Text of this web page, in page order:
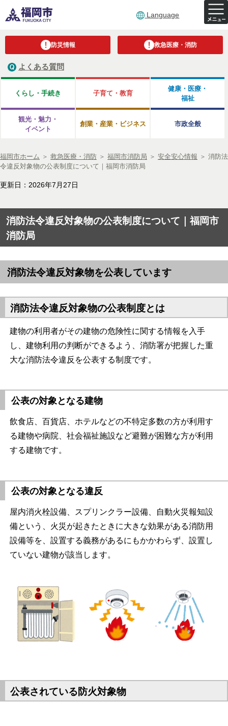
Language
防災情報 救急医療・消防
よくある質問
くらし・手続き 子育て・教育
健康・医療・
福祉
観光・魅力・
イベント
創業・産業・ビジネス 市政全般
福岡市ホーム ＞ 救急医療・消防 ＞ 福岡市消防局 ＞ 安全安心情報 ＞ 消防法
令違反対象物の公表制度について｜福岡市消防局
更新日：2026年7月27日
消防法令違反対象物の公表制度について｜福岡市
消防局
消防法令違反対象物を公表しています
消防法令違反対象物の公表制度とは
建物の利用者がその建物の危険性に関する情報を入手
し、建物利用の判断ができるよう、消防署が把握した重
大な消防法令違反を公表する制度です。
公表の対象となる建物
飲食店、百貨店、ホテルなどの不特定多数の方が利用す
る建物や病院、社会福祉施設など避難が困難な方が利用
する建物です。
公表の対象となる違反
屋内消火栓設備、スプリンクラー設備、自動火災報知設
備という、火災が起きたときに大きな効果がある消防用
設備等を、設置する義務があるにもかかわらず、設置し
ていない建物が該当します。
公表されている防火対象物